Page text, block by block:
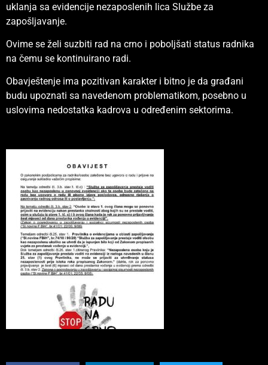
uklanja sa evidencije nezaposlenih lica Službe za
zapošljavanje.
Ovime se želi suzbiti rad na crno i poboljšati status radnika
na čemu se kontinuirano radi.
Obavještenje ima pozitivan karakter i bitno je da građani
budu upoznati sa navedenom problematikom, posebno u
uslovima nedostatka kadrova u određenim sektorima.